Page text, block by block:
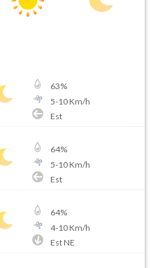
63%
5-10Km/h
Est
64%
5-10Km/h
Est
64%
4-10Km/h
Est NE